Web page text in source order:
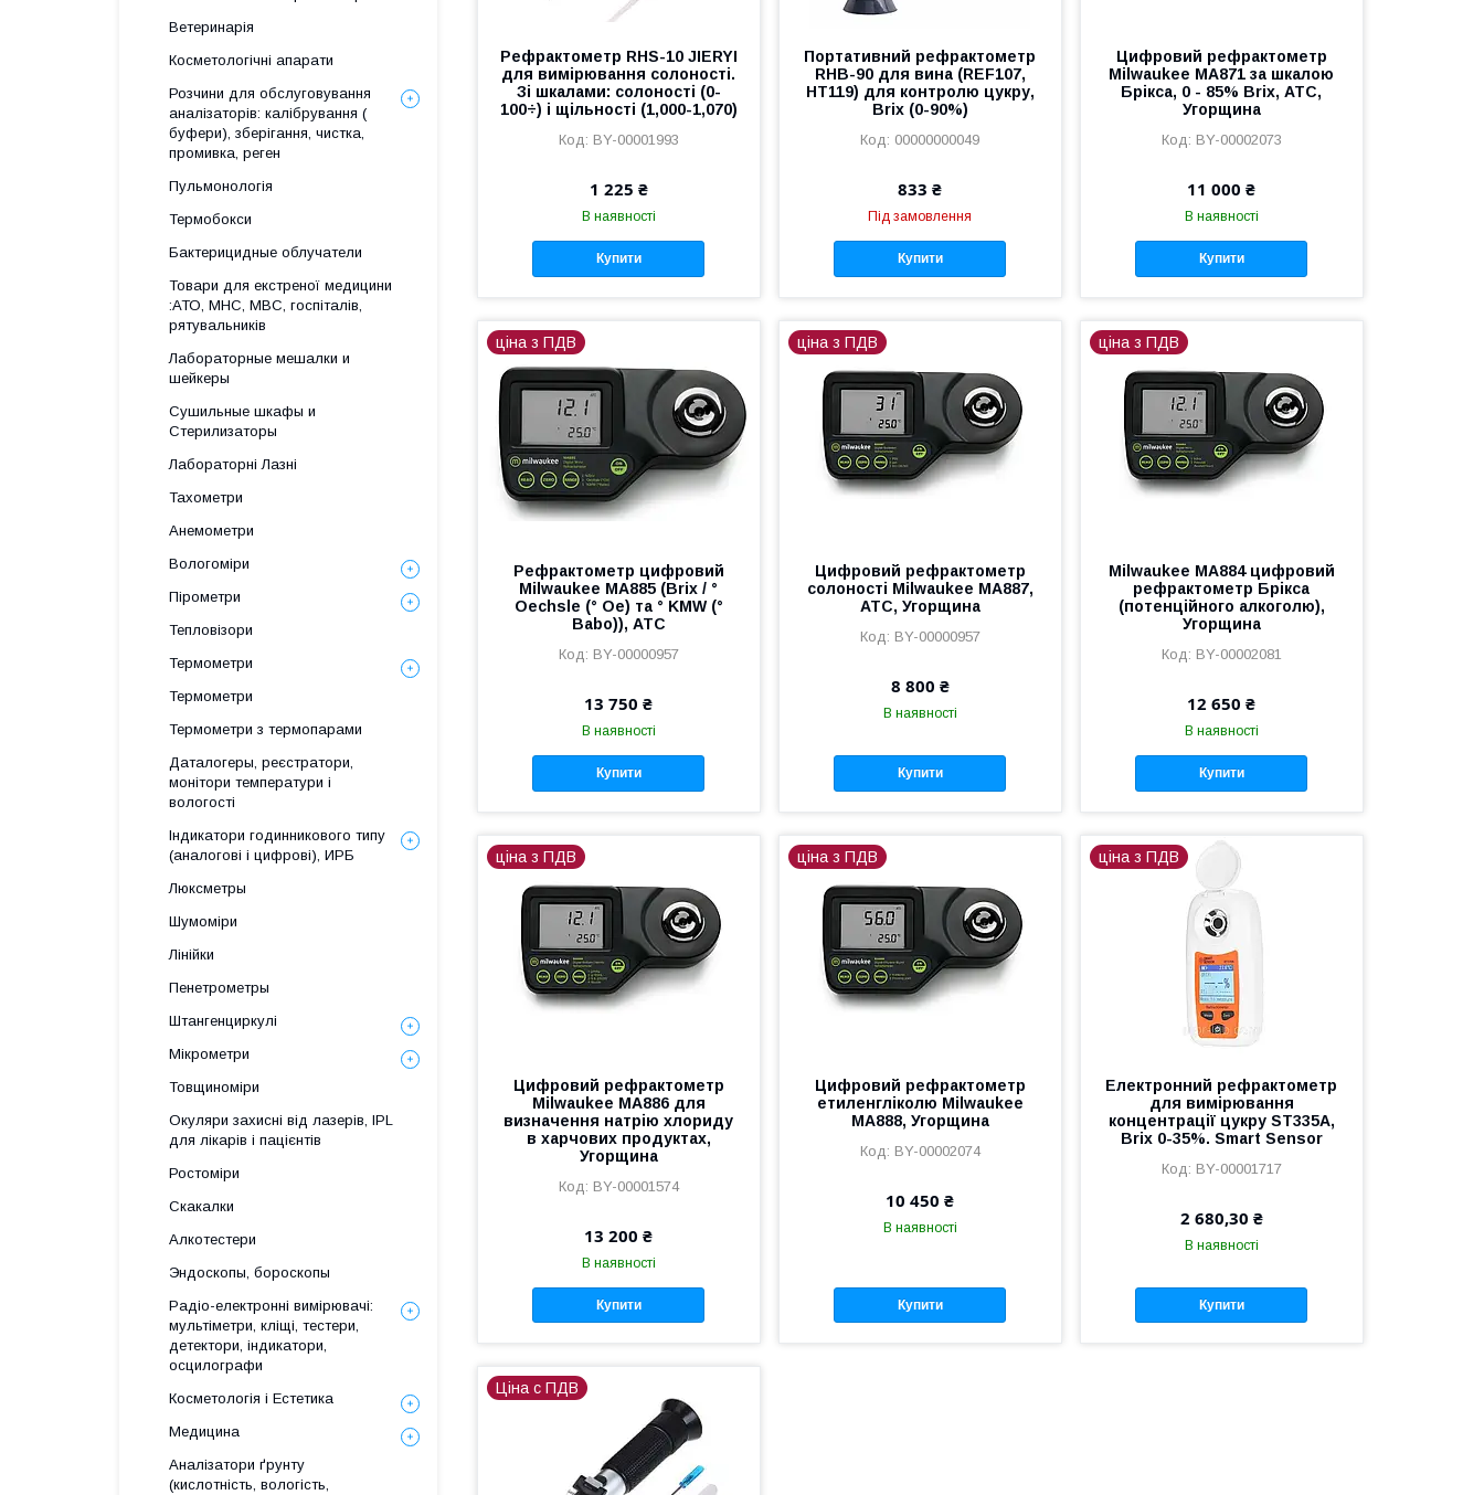
Рефрактометр RHS-10 JIERYI
для вимірювання солоності.
Зі шкалами: солоності (0-
100÷) і щільності (1,000-1,070)
BY-00001993
1 225 ₴
В наявності
Купити
Портативний рефрактометр
RHB-90 для вина (REF107,
HT119) для контролю цукру,
Brix (0-90%)
00000000049
833 ₴
Під замовлення
Купити
Цифровий рефрактометр
Milwaukee MA871 за шкалою
Брікса, 0 - 85% Brix, АТС,
Угорщина
BY-00002073
11 000 ₴
В наявності
Купити
ціна з ПДВ
Рефрактометр цифровий
Milwaukee MA885 (Brix / °
Oechsle (° Oe) та ° KMW (°
Babo)), АТС
BY-00000957
13 750 ₴
В наявності
Купити
ціна з ПДВ
Цифровий рефрактометр
солоності Milwaukee MA887,
АТС, Угорщина
BY-00000957
8 800 ₴
В наявності
Купити
ціна з ПДВ
Milwaukee MA884 цифровий
рефрактометр Брікса
(потенційного алкоголю),
Угорщина
BY-00002081
12 650 ₴
В наявності
Купити
ціна з ПДВ
Цифровий рефрактометр
Milwaukee MA886 для
визначення натрію хлориду
в харчових продуктах,
Угорщина
BY-00001574
13 200 ₴
В наявності
Купити
ціна з ПДВ
Цифровий рефрактометр
етиленгліколю Milwaukee
MA888, Угорщина
BY-00002074
10 450 ₴
В наявності
Купити
ціна з ПДВ
Електронний рефрактометр
для вимірювання
концентрації цукру ST335A,
Brix 0-35%. Smart Sensor
BY-00001717
2 680,30 ₴
В наявності
Купити
Ціна с ПДВ
Ветеринарія
Косметологічні апарати
Розчини для обслуговування
аналізаторів: калібрування (
буфери), зберігання, чистка,
промивка, реген
Пульмонологія
Термобокси
Бактерицидные облучатели
Товари для екстреної медицини
:АТО, МНС, МВС, госпіталів,
рятувальників
Лабораторные мешалки и
шейкеры
Сушильные шкафы и
Стерилизаторы
Лабораторні Лазні
Тахометри
Анемометри
Вологоміри
Пірометри
Тепловізори
Термометри
Термометри
Термометри з термопарами
Даталогеры, реєстратори,
монітори температури і
вологості
Індикатори годинникового типу
(аналогові і цифрові), ИРБ
Люксметры
Шумоміри
Лінійки
Пенетрометры
Штангенциркулі
Мікрометри
Товщиноміри
Окуляри захисні від лазерів, IPL
для лікарів і пацієнтів
Ростоміри
Скакалки
Алкотестери
Эндоскопы, бороскопы
Радіо-електронні вимірювачі:
мультіметри, кліщі, тестери,
детектори, індикатори,
осцилографи
Косметологія і Естетика
Медицина
Аналізатори ґрунту
(кислотність, вологість,